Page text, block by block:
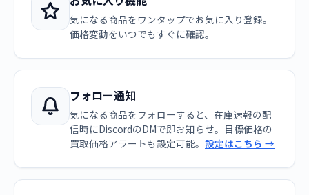
気になる商品をワンタップでお気に入り登録。
価格変動をいつでもすぐに確認。
フォロー通知
気になる商品をフォローすると、在庫速報の配
信時にDiscordのDMで即お知らせ。目標価格の
買取価格アラートも設定可能。 設定はこちら →